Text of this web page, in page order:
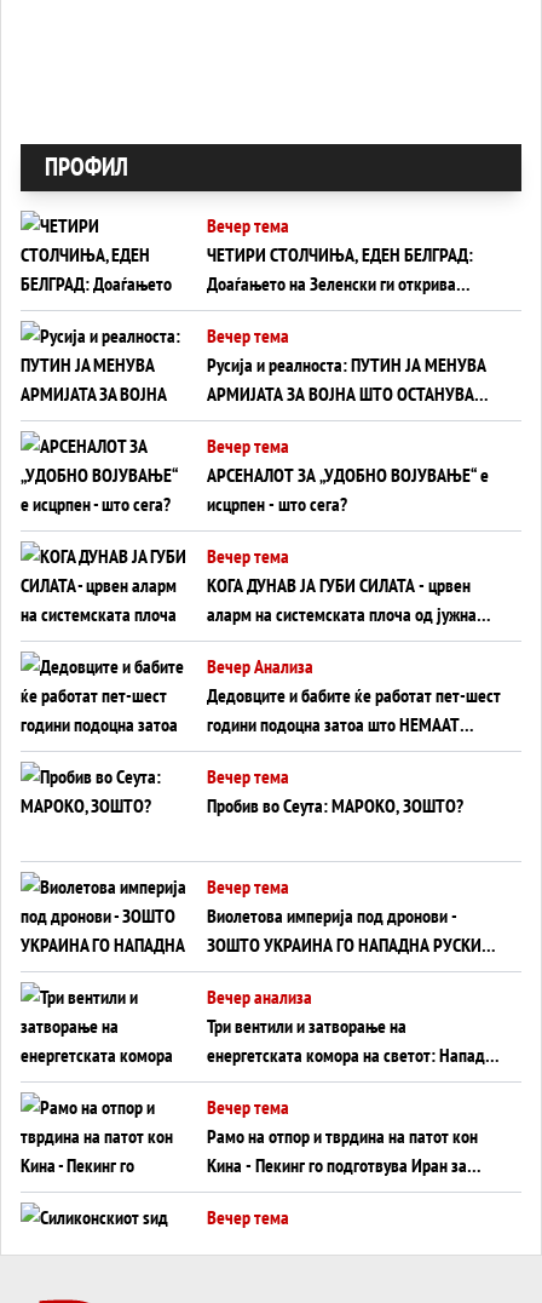
ПРОФИЛ
Вечер тема
ЧЕТИРИ СТОЛЧИЊА, ЕДЕН БЕЛГРАД:
Доаѓањето на Зеленски ги открива
тајните на политиката на балансирање
на Вучиќ
Вечер тема
Русија и реалноста: ПУТИН ЈА МЕНУВА
АРМИЈАТА ЗА ВОЈНА ШТО ОСТАНУВА
БЕЗ ФРОНТ
Вечер тема
АРСЕНАЛОТ ЗА „УДОБНО ВОЈУВАЊЕ“ е
исцрпен - што сега?
Вечер тема
КОГА ДУНАВ ЈА ГУБИ СИЛАТА - црвен
аларм на системската плоча од јужна
Германија до Црното Море...
Вечер Анализа
Дедовците и бабите ќе работат пет-шест
години подоцна затоа што НЕМААТ
ВНУЦИ ДА ГИ ЗАМЕНАТ
Вечер тема
Пробив во Сеута: МАРОКО, ЗОШТО?
Вечер тема
Виолетова империја под дронови -
ЗОШТО УКРАИНА ГО НАПАДНА РУСКИОТ
WILDBERRIES
Вечер анализа
Три вентили и затворање на
енергетската комора на светот: Нападот
во Суец најавува глобален енергетски
инфаркт?
Вечер тема
Рамо на отпор и тврдина на патот кон
Кина - Пекинг го подготвува Иран за
американска копнена инвазија
Вечер тема